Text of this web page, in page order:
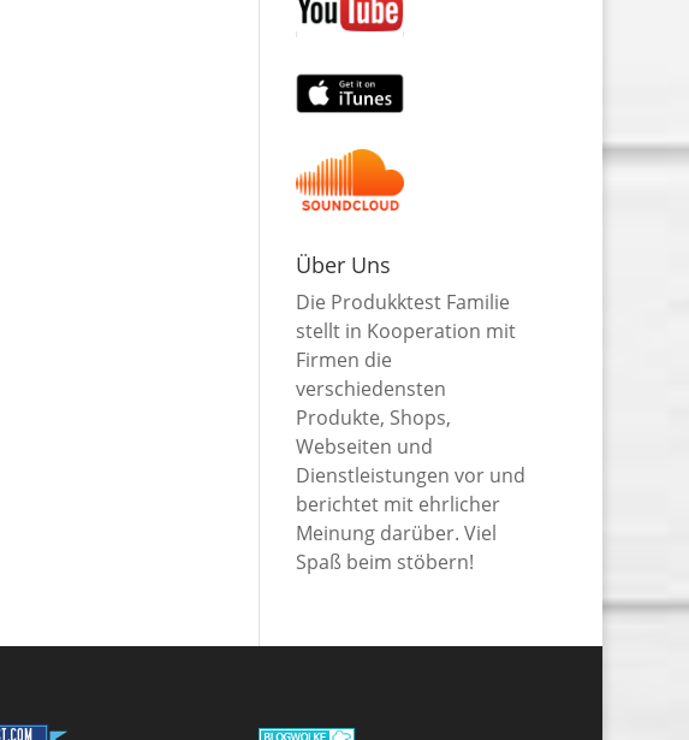
Über Uns
Die Produkktest Familie
stellt in Kooperation mit
Firmen die
verschiedensten
Produkte, Shops,
Webseiten und
Dienstleistungen vor und
berichtet mit ehrlicher
Meinung darüber. Viel
Spaß beim stöbern!